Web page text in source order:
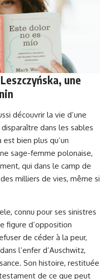
une
découvrir la vie d’une
dans les sables
est bien plus qu’un
sage-femme polonaise,
qui dans le camp de
milliers de vies, même si
connu pour ses sinistres
figure d’opposition
de céder à la peur,
l’enfer d’Auschwitz,
Son histoire, restituée
de ce que peut